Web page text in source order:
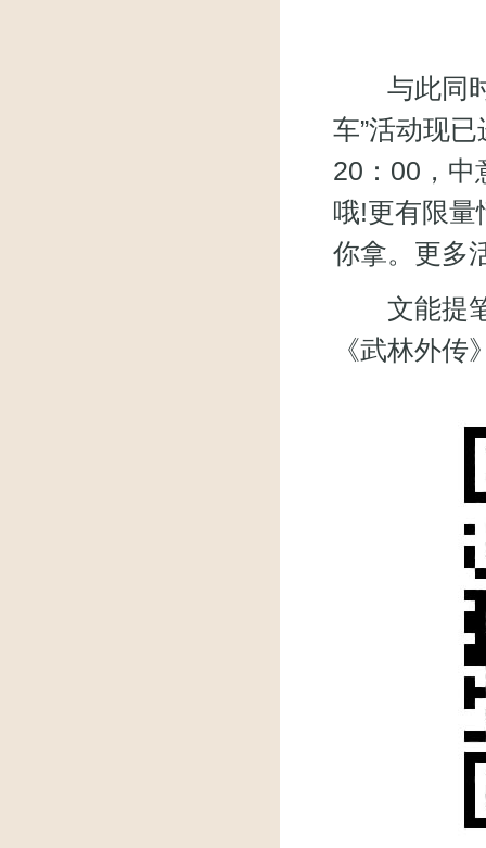
与此同时
车”活动现
20：00，中
哦!更有限量
你拿。更多
文能提笔
《武林外传